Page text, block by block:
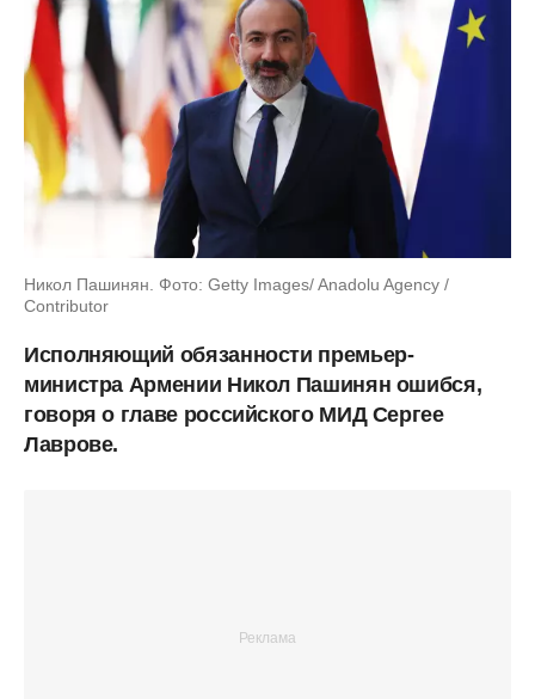
Никол Пашинян. Фото: Getty Images/ Anadolu Agency /
Contributor
Исполняющий обязанности премьер-
министра Армении Никол Пашинян ошибся,
говоря о главе российского МИД Сергее
Лаврове.